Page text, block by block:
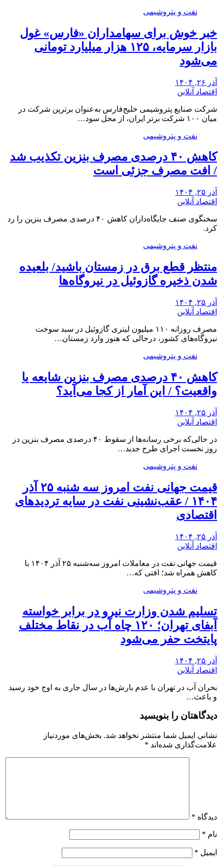
نفت و پتروشیمی
خبر خوش برای سهامداران «فارس» غول
بازار سرمایه، ۱۲۵ هزار میلیارد تومانی
می‌شود
آذر ۲۶, ۱۴۰۴
اقتصاد آنلاین
شرکت صنایع پتروشیمی خلیج‌فارس به‌عنوان برترین شرکت در
میان ۱۰۰ شرکت برتر ایران، از محل سود…
نفت و پتروشیمی
کاهش ۴۰ درصدی مصرف بنزین تکذیب شد
/ افت مصرف جزئی است
آذر ۲۵, ۱۴۰۴
اقتصاد آنلاین
سخنگوی صنف جایگاه‌داران کاهش ۴۰ درصدی مصرف بنزین را رد
کرد.
نفت و پتروشیمی
منتظر قطع برق در زمستان باشید/ بلعیده
شدن ذخیره گازوئیل در نیروگاه‌ها
آذر ۲۵, ۱۴۰۴
اقتصاد آنلاین
مصرف روزانه ۱۱۰ میلیون لیتری گازوئیل در سبد سوخت
نیروگاه‌های کشور، درحالی که هنوز وارد زمستان…
نفت و پتروشیمی
کاهش ۴۰ درصدی مصرف بنزین شایعه یا
واقعیت؟ / این آمار از کجا می‌آید؟
آذر ۲۵, ۱۴۰۴
اقتصاد آنلاین
در حالی‌که برخی رسانه‌ها از سقوط ۴۰ درصدی مصرف بنزین در
روز نخست اجرای طرح جدید…
نفت و پتروشیمی
قیمت جهانی نفت امروز سه شنبه ۲۵ آذر
۱۴۰۴ / عقب‌نشینی نفت در سایه تردیدهای
اقتصادی
آذر ۲۵, ۱۴۰۴
اقتصاد آنلاین
قیمت جهانی نفت در معاملات امروز سه‌شنبه ۲۵ آذر ۱۴۰۴ با
کاهش همراه شد؛ افتی که…
نفت و پتروشیمی
تسلیم شدن وزارت نیرو در برابر خواسته
آبفای تهران؛ ۱۲۰ چاه آب در نقاط مختلف
پایتخت حفر می‌شود
آذر ۲۵, ۱۴۰۴
اقتصاد آنلاین
بحران آب در تهران با عدم بارش‌ها در سال جاری به اوج خود رسید
و باعث…
دیدگاهتان را بنویسید
نشانی ایمیل شما منتشر نخواهد شد. بخش‌های موردنیاز
علامت‌گذاری شده‌اند *
دیدگاه *
نام *
ایمیل *